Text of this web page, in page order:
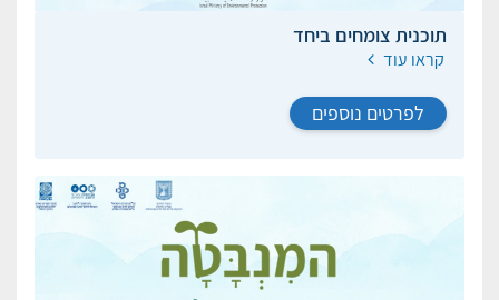
תוכנית צומחים ביחד
קראו עוד
לפרטים נוספים